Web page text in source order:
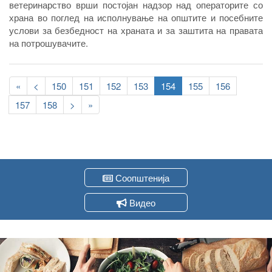
ветеринарство врши постојан надзор над операторите со
храна во поглед на исполнување на општите и посебните
услови за безбедност на храната и за заштита на правата
на потрошувачите.
Pagination
First
page
«
Previous
page
< Page
150 Page
151 Page
152 Page
153
Current
page
154 Page
155 Page
156
Page
157 Page
158
Следна
страна
>
Last
page
»
Соопштенија
Видео